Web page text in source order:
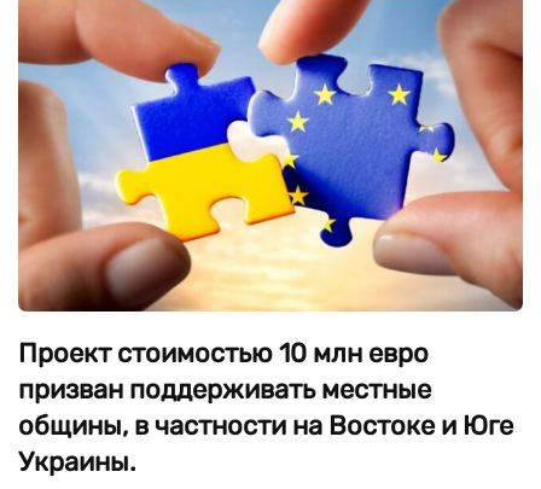
Проект стоимостью 10 млн евро
призван поддерживать местные
общины, в частности на Востоке и Юге
Украины.